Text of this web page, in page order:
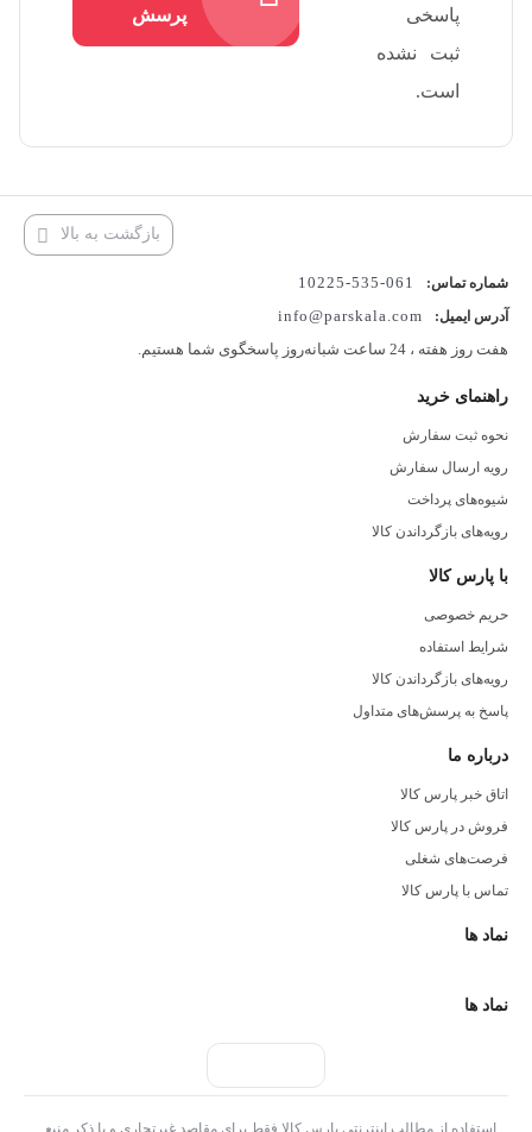
پاسخی
ثبت نشده
است.
پرسش
بازگشت به بالا
شماره تماس: 061-535-10225
آدرس ایمیل:
info@parskala.com
هفت روز هفته ، 24 ساعت شبانه‌روز پاسخگوی شما هستیم.
راهنمای خرید
نحوه ثبت سفارش
رویه ارسال سفارش
شیوه‌های پرداخت
رویه‌های بازگرداندن کالا
با پارس کالا
حریم خصوصی
شرایط استفاده
رویه‌های بازگرداندن کالا
پاسخ به پرسش‌های متداول
درباره ما
اتاق خبر پارس کالا
فروش در پارس کالا
فرصت‌های شغلی
تماس با پارس کالا
نماد ها
نماد ها
استفاده از مطالب اینترنتی پارس کالا فقط برای مقاصد غیرتجاری و با ذکر منبع